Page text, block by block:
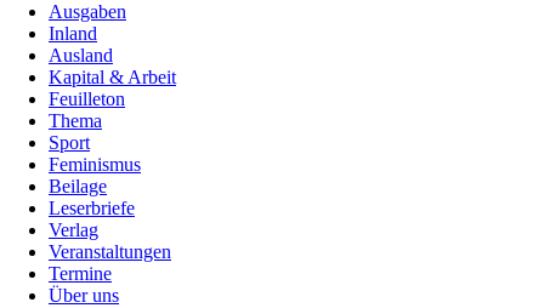
Ausgaben
Inland
Ausland
Kapital & Arbeit
Feuilleton
Thema
Sport
Feminismus
Beilage
Leserbriefe
Verlag
Veranstaltungen
Termine
Über uns